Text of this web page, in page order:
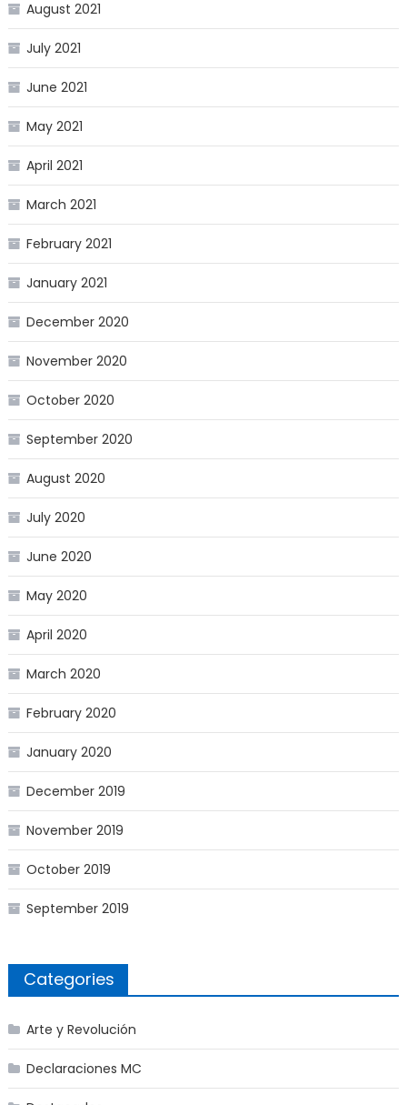
August 2021
July 2021
June 2021
May 2021
April 2021
March 2021
February 2021
January 2021
December 2020
November 2020
October 2020
September 2020
August 2020
July 2020
June 2020
May 2020
April 2020
March 2020
February 2020
January 2020
December 2019
November 2019
October 2019
September 2019
Categories
Arte y Revolución
Declaraciones MC